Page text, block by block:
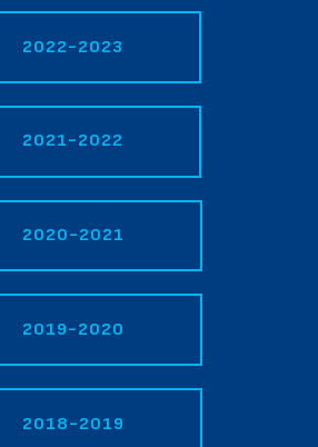
2022-2023
2021-2022
2020-2021
2019-2020
2018-2019